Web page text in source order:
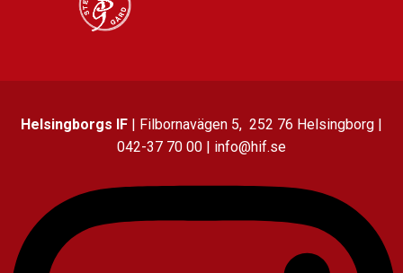
Helsingborgs IF | Filbornavägen 5, 252 76 Helsingborg |
042-37 70 00 | info@hif.se